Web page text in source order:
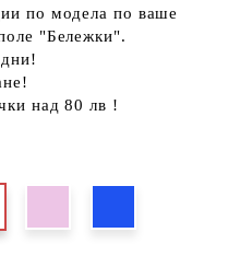
по модела по ваше
"Бележки".
над 80 лв !